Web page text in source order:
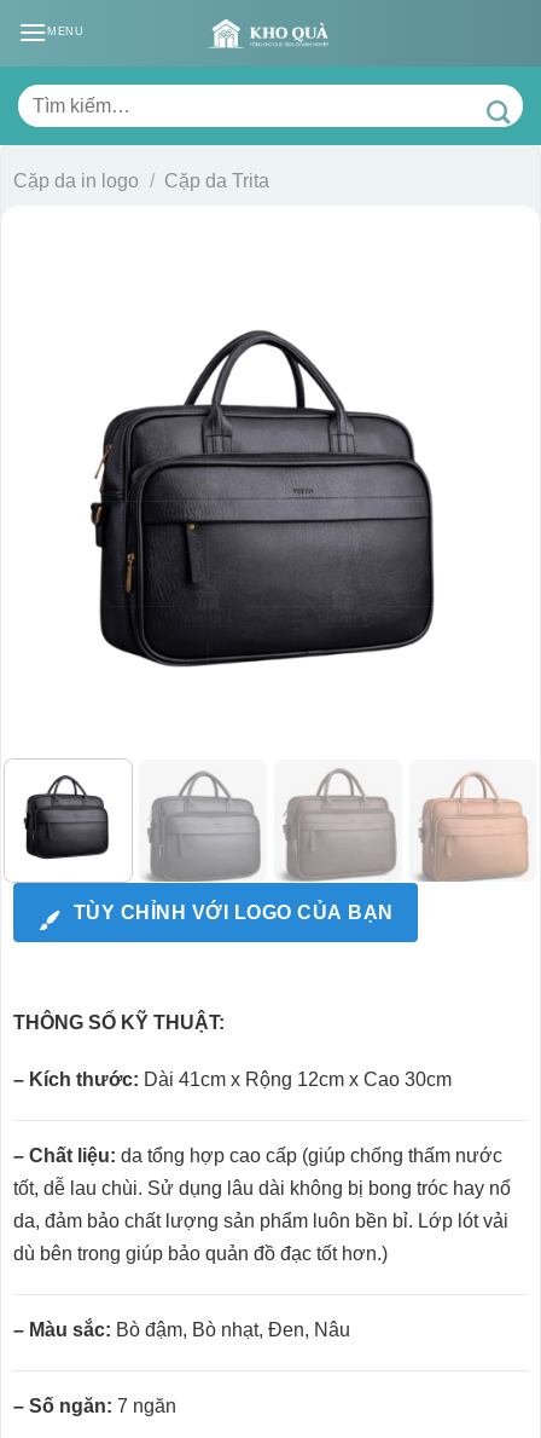
MENU
Tìm
kiếm:
Cặp da in logo / Cặp da Trita
TÙY CHỈNH VỚI LOGO CỦA BẠN
THÔNG SỐ KỸ THUẬT:
– Kích thước: Dài 41cm x Rộng 12cm x Cao 30cm
– Chất liệu: da tổng hợp cao cấp (giúp chống thấm nước
tốt, dễ lau chùi. Sử dụng lâu dài không bị bong tróc hay nổ
da, đảm bảo chất lượng sản phẩm luôn bền bỉ. Lớp lót vải
dù bên trong giúp bảo quản đồ đạc tốt hơn.)
– Màu sắc: Bò đậm, Bò nhạt, Đen, Nâu
– Số ngăn: 7 ngăn